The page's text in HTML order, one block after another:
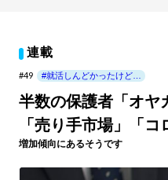
連載
#49 #就活しんどかったけど…
半数の保護者「オ
「売り手市場」「コ
増加傾向にあるそうです